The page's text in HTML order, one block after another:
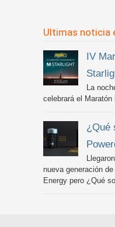
Ultimas noticia
IV
La
celebrará el Maratón
¿Qué
nueva generación
Energy pero ¿Qué